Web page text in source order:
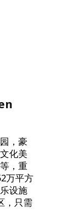
，豪
化美
，重
万平方
设施
，只需